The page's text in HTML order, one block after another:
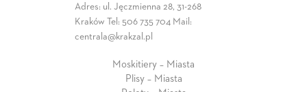
Adres: ul. Jęczmienna 28, 31-268
Kraków Tel: 506 735 704 Mail:
centrala@krakzal.pl
Moskitiery – Miasta
Plisy – Miasta